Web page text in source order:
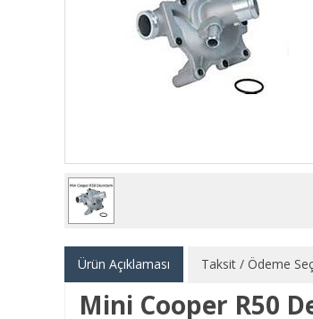
Ürün Açıklaması Taksit / Ödeme
Mini Cooper R50